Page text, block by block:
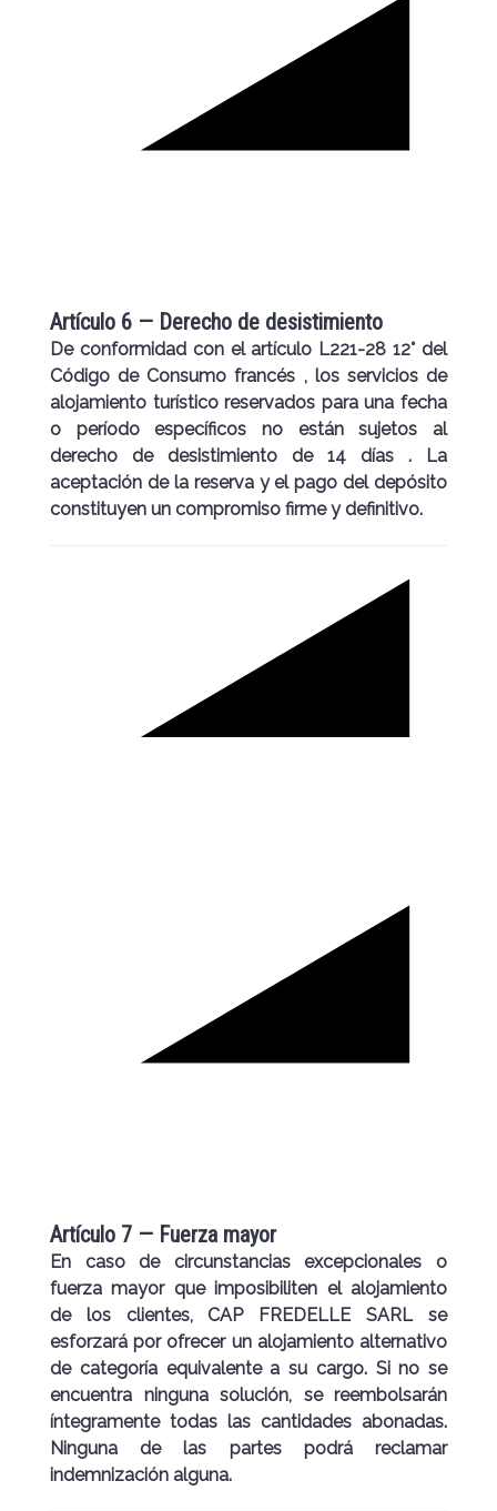
Artículo 6 — Derecho de desistimiento
De conformidad con el artículo L221-28 12° del
Código de Consumo francés , los servicios de
alojamiento turístico reservados para una fecha
o período específicos no están sujetos al
derecho de desistimiento de 14 días . La
aceptación de la reserva y el pago del depósito
constituyen un compromiso firme y definitivo.
Artículo 7 — Fuerza mayor
En caso de circunstancias excepcionales o
fuerza mayor que imposibiliten el alojamiento
de los clientes, CAP FREDELLE SARL se
esforzará por ofrecer un alojamiento alternativo
de categoría equivalente a su cargo. Si no se
encuentra ninguna solución, se reembolsarán
íntegramente todas las cantidades abonadas.
Ninguna de las partes podrá reclamar
indemnización alguna.